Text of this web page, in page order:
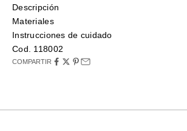
Descripción
Materiales
Instrucciones de cuidado
Cod. 118002
COMPARTIR